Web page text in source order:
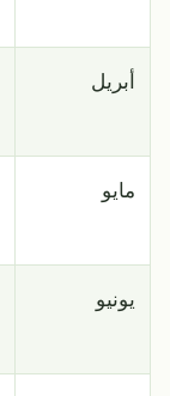
أبريل
مايو
يونيو